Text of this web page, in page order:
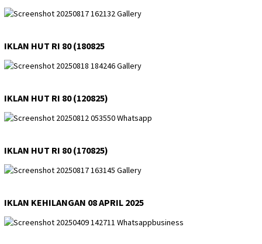
IKLAN HUT RI 80 (180825
IKLAN HUT RI 80 (120825)
IKLAN HUT RI 80 (170825)
IKLAN KEHILANGAN 08 APRIL 2025